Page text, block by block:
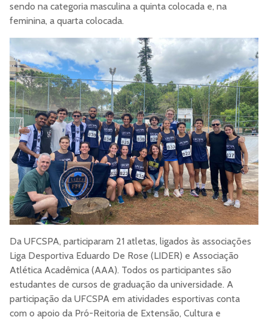
sendo na categoria masculina a quinta colocada e, na
feminina, a quarta colocada.
Da UFCSPA, participaram 21 atletas, ligados às associações
Liga Desportiva Eduardo De Rose (LIDER) e Associação
Atlética Acadêmica (AAA). Todos os participantes são
estudantes de cursos de graduação da universidade. A
participação da UFCSPA em atividades esportivas conta
com o apoio da Pró-Reitoria de Extensão, Cultura e